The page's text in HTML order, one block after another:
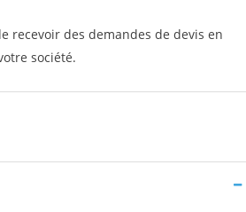
recevoir des demandes de devis en
société.